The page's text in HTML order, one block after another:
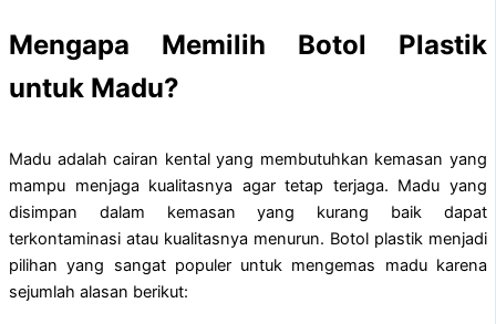
Mengapa Memilih Botol Plastik
untuk Madu?
Madu adalah cairan kental yang membutuhkan kemasan yang
mampu menjaga kualitasnya agar tetap terjaga. Madu yang
disimpan dalam kemasan yang kurang baik dapat
terkontaminasi atau kualitasnya menurun. Botol plastik menjadi
pilihan yang sangat populer untuk mengemas madu karena
sejumlah alasan berikut: